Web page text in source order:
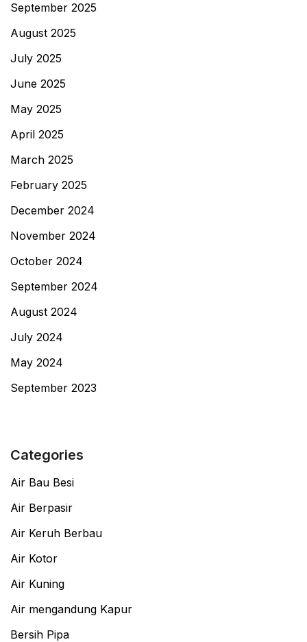
September 2025
August 2025
July 2025
June 2025
May 2025
April 2025
March 2025
February 2025
December 2024
November 2024
October 2024
September 2024
August 2024
July 2024
May 2024
September 2023
Categories
Air Bau Besi
Air Berpasir
Air Keruh Berbau
Air Kotor
Air Kuning
Air mengandung Kapur
Bersih Pipa